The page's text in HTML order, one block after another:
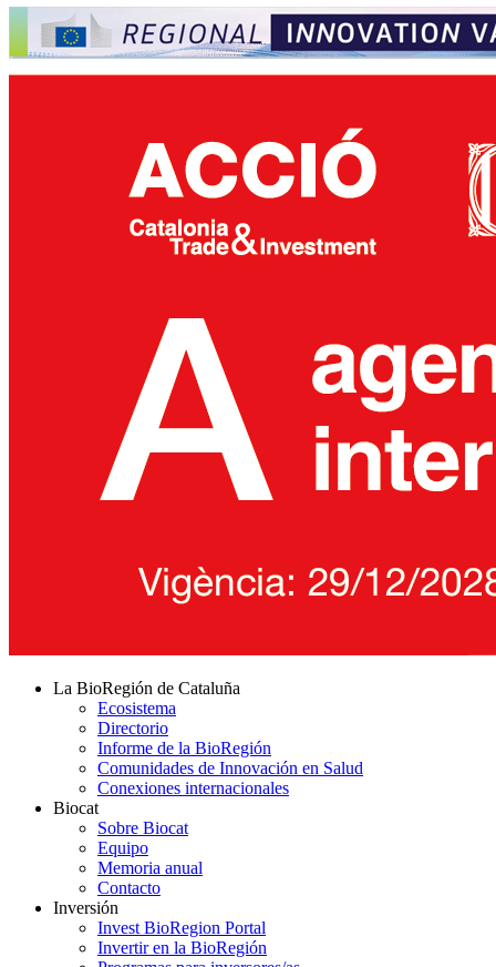
La BioRegión de Cataluña
Ecosistema
Directorio
Informe de la BioRegión
Comunidades de Innovación en Salud
Conexiones internacionales
Biocat
Sobre Biocat
Equipo
Memoria anual
Contacto
Inversión
Invest BioRegion Portal
Invertir en la BioRegión